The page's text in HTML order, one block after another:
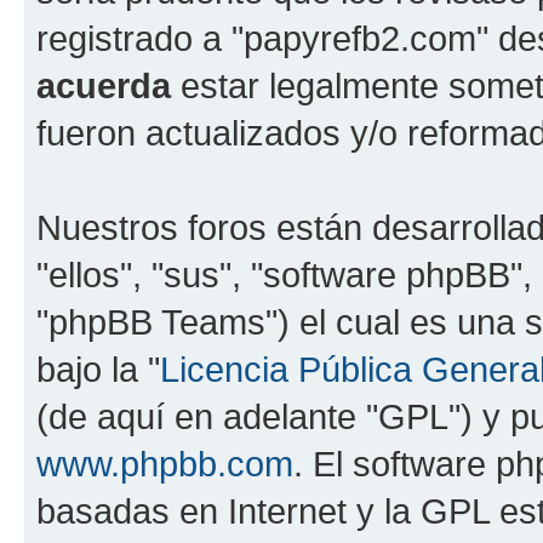
registrado a "papyrefb2.com"
acuerdaestar legalmente
fueron actualizados y/o
Nuestros foros están
"ellos", "sus", "software
"phpBB Teams") el cual es una
bajo la "Licencia Pública
(de aquí en adelante "GPL") y
www.phpbb.com. El software
basadas en Internet y la GPL